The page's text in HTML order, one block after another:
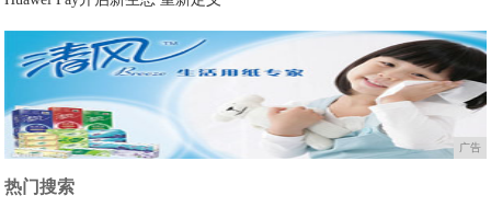
广告
热门搜索